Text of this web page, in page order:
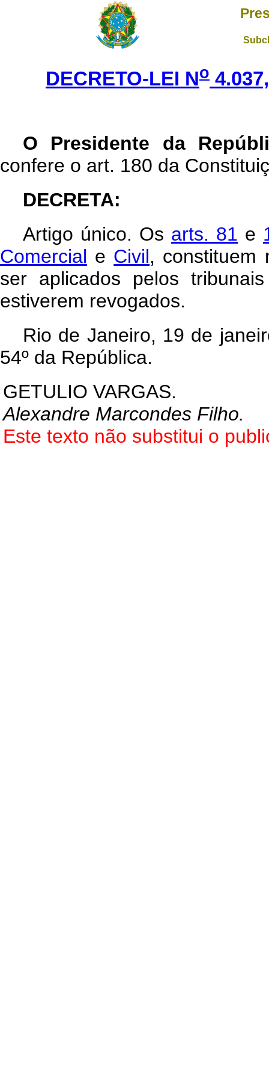
DECRETO-LEI No
O Presidente da
confere o art. 180 da
DECRETA:
Artigo único. Os arts. 81 e
Comercial e Civil, constituem
ser aplicados pelos
estiverem revogados.
Rio de Janeiro, 19 de
54º da República.
GETULIO VARGAS.
Alexandre Marcondes Filho.
Este texto não substitui o